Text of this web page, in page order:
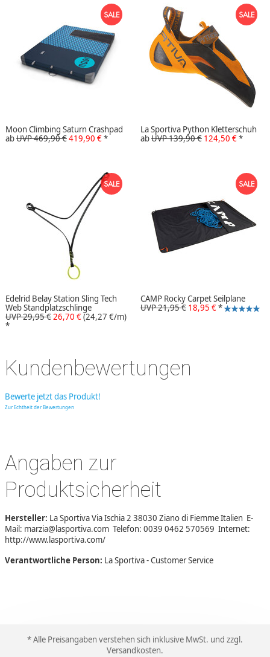
Moon Climbing Saturn Crashpad
abUVP 469,90 €419,90 €*
La Sportiva Python Kletterschuh
abUVP 139,90 € 124,50 €*
Edelrid Belay Station Sling Tech
Web Standplatzschlinge
UVP 29,95 €26,70 €(24,27 €/m)
*
CAMP Rocky Carpet Seilplane
UVP 21,95 € 18,95 €*
Kundenbewertungen
Bewerte jetzt das Produkt!
Zur Echtheit der Bewertungen
Angaben zur
Produktsicherheit
Hersteller: La Sportiva Via Ischia 2 38030 Ziano di Fiemme Italien E-
Mail: marzia@lasportiva.com Telefon: 0039 0462 570569 Internet:
http://www.lasportiva.com/
Verantwortliche Person: La Sportiva - Customer Service
* Alle Preisangaben verstehen sich inklusive MwSt. und zzgl.
Versandkosten.